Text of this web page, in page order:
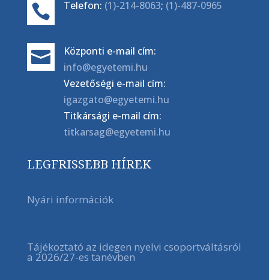
 Telefon: (1)-214-8063; (1)-487-0965

Központi e-mail cím:
info@egyetemi.hu
Vezetőségi e-mail cím:
igazgato@egyetemi.hu
Titkársági e-mail cím:
titkarsag@egyetemi.hu
LEGFRISSEBB HÍREK
Nyári információk
Tájékoztató az idegen nyelvi csoportváltásról
a 2026/27-es tanévben